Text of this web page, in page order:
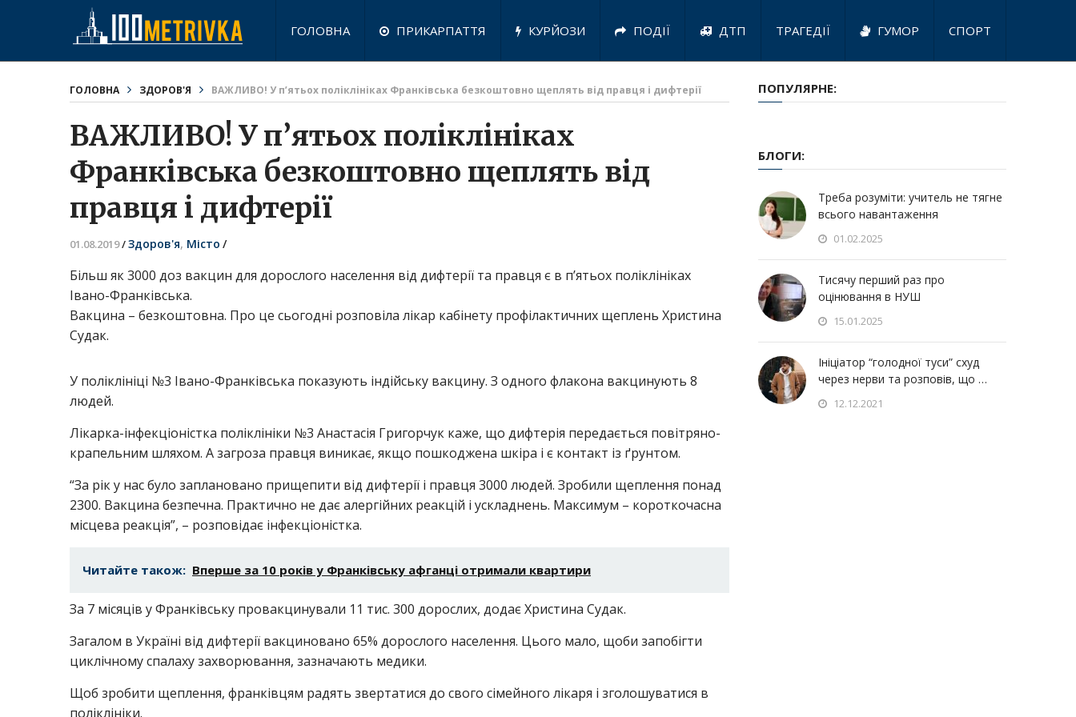
ГОЛОВНА ПРИКАРПАТТЯ КУРЙОЗИ ПОДІЇ ДТП ТРАГЕДІЇ ГУМОР СПОРТ
ГОЛОВНА ЗДОРОВ'Я ВАЖЛИВО! У п’ятьох поліклініках Франківська безкоштовно щеплять від правця і дифтерії
ВАЖЛИВО! У п’ятьох поліклініках
Франківська безкоштовно щеплять від
правця і дифтерії
01.08.2019/Здоров'я, Місто /
Більш як 3000 доз вакцин для дорослого населення від дифтерії та правця є в п’ятьох поліклініках
Івано-Франківська.
Вакцина – безкоштовна. Про це сьогодні розповіла лікар кабінету профілактичних щеплень Христина
Судак.
У поліклініці №3 Івано-Франківська показують індійську вакцину. З одного флакона вакцинують 8
людей.
Лікарка-інфекціоністка поліклініки №3 Анастасія Григорчук каже, що дифтерія передається повітряно-
крапельним шляхом. А загроза правця виникає, якщо пошкоджена шкіра і є контакт із ґрунтом.
“За рік у нас було заплановано прищепити від дифтерії і правця 3000 людей. Зробили щеплення понад
2300. Вакцина безпечна. Практично не дає алергійних реакцій і ускладнень. Максимум – короткочасна
місцева реакція”, – розповідає інфекціоністка.
Читайте також: Вперше за 10 років у Франківську афганці отримали квартири
За 7 місяців у Франківську провакцинували 11 тис. 300 дорослих, додає Христина Судак.
Загалом в Україні від дифтерії вакциновано 65% дорослого населення. Цього мало, щоби запобігти
циклічному спалаху захворювання, зазначають медики.
Щоб зробити щеплення, франківцям радять звертатися до свого сімейного лікаря і зголошуватися в
поліклініки.
ПОПУЛЯРНЕ:
БЛОГИ:
Треба розуміти: учитель не тягне
всього навантаження
01.02.2025
Тисячу перший раз про
оцінювання в НУШ
15.01.2025
Ініціатор “голодної туси” схуд
через нерви та розповів, що …
12.12.2021